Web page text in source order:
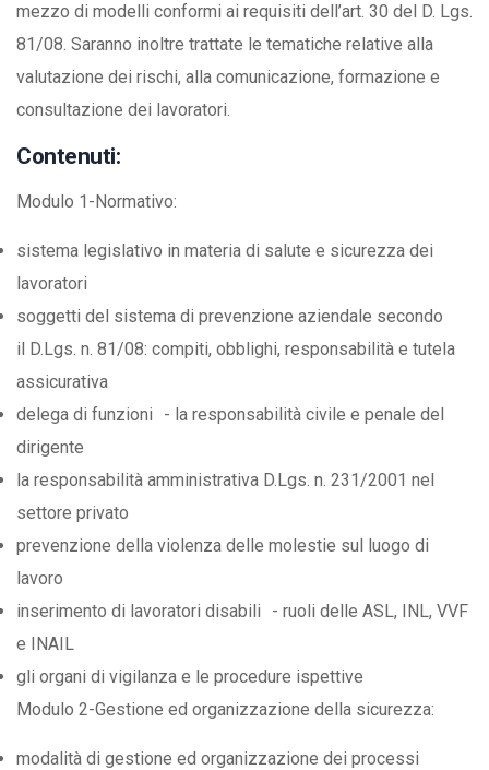
mezzo di modelli conformi ai requisiti dell’art. 30 del D. Lgs.
81/08. Saranno inoltre trattate le tematiche relative alla
valutazione dei rischi, alla comunicazione, formazione e
consultazione dei lavoratori.
Contenuti:
Modulo 1-Normativo:
sistema legislativo in materia di salute e sicurezza dei
lavoratori
soggetti del sistema di prevenzione aziendale secondo
il D.Lgs. n. 81/08: compiti, obblighi, responsabilità e tutela
assicurativa
delega di funzioni - la responsabilità civile e penale del
dirigente
la responsabilità amministrativa D.Lgs. n. 231/2001 nel
settore privato
prevenzione della violenza delle molestie sul luogo di
lavoro
inserimento di lavoratori disabili - ruoli delle ASL, INL, VVF
e INAIL
gli organi di vigilanza e le procedure ispettive
Modulo 2-Gestione ed organizzazione della sicurezza:
modalità di gestione ed organizzazione dei processi